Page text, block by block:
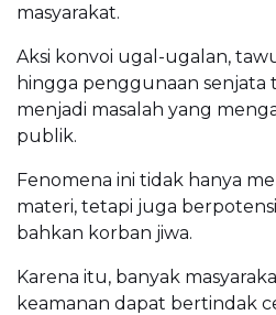
masyarakat.
Aksi konvoi ugal-ugalan,
hingga penggunaan senjata
menjadi masalah yang
publik.
Fenomena ini tidak hanya
materi, tetapi juga
bahkan korban jiwa.
Karena itu, banyak
keamanan dapat bertindak